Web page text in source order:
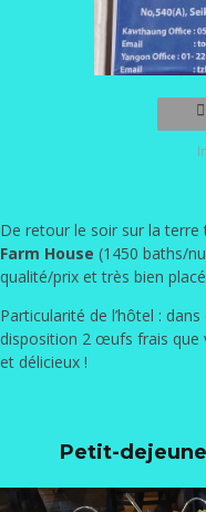
De retour le soir sur la terre
Farm House (1450 baths/
qualité/prix et très bien
Particularité de l’hôtel :
disposition 2 œufs frais que
et délicieux !
Petit-